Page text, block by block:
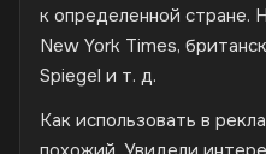
к определенной стране.
New York Times,
Spiegel и т. д.
Как использовать в